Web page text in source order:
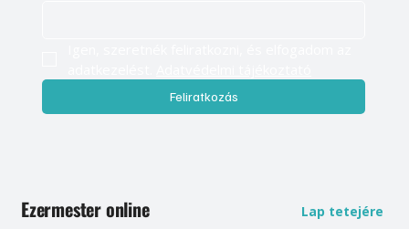
Feliratkozás
Ezermester online Lap tetejére